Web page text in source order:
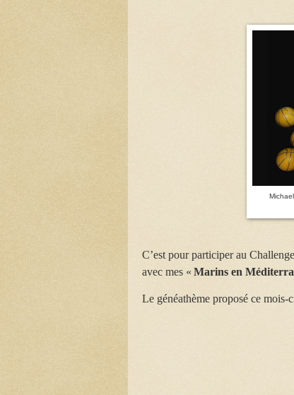
C’est pour participer au
avec mes « Marins en
Le généathème proposé ce